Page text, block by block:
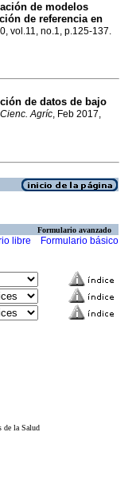
de modelos
de referencia en
vol.11, no.1, p.125-137.
de datos de bajo
Agríc, Feb 2017,
Formulario avanzado
libre Formulario básico
de la Salud